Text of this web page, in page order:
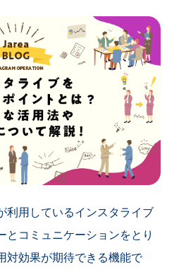
利用しているインスタライブ
とコミュニケーションをとり
対効果が期待できる機能で